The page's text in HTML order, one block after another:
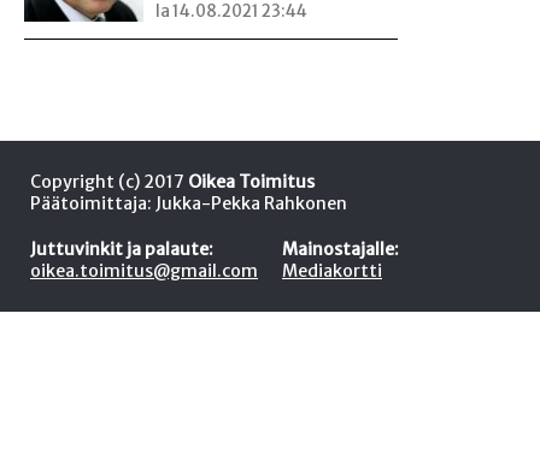
la 14.08.2021 23:44
Copyright (c) 2017 Oikea Toimitus
Päätoimittaja: Jukka-Pekka Rahkonen
Juttuvinkit ja palaute:
oikea.toimitus@gmail.com
Mainostajalle:
Mediakortti